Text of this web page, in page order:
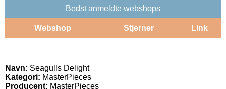
Bedst anmeldte webshops
Webshop Stjerner Link
Navn: Seagulls Delight
Kategori: MasterPieces
Producent: MasterPieces